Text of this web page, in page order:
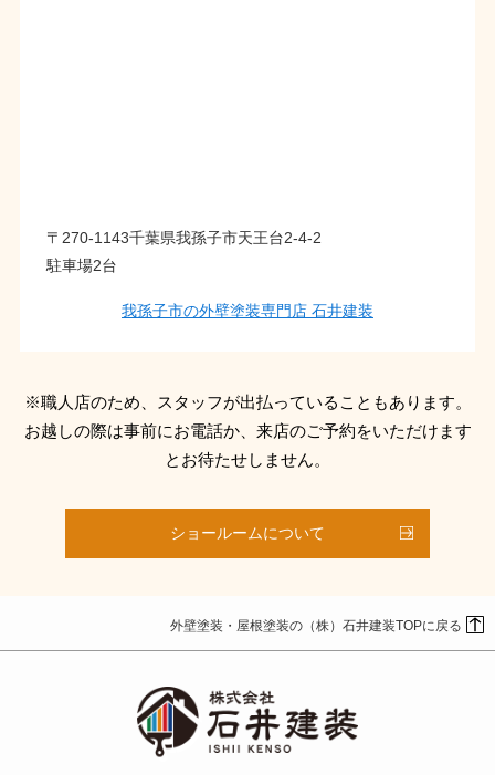
〒270-1143千葉県我孫子市天王台2-4-2
駐車場2台
我孫子市の外壁塗装専門店 石井建装
※職人店のため、スタッフが出払っていることもあります。
お越しの際は事前にお電話か、来店のご予約をいただけます
とお待たせしません。
ショールームについて
外壁塗装・屋根塗装の（株）石井建装TOPに戻る